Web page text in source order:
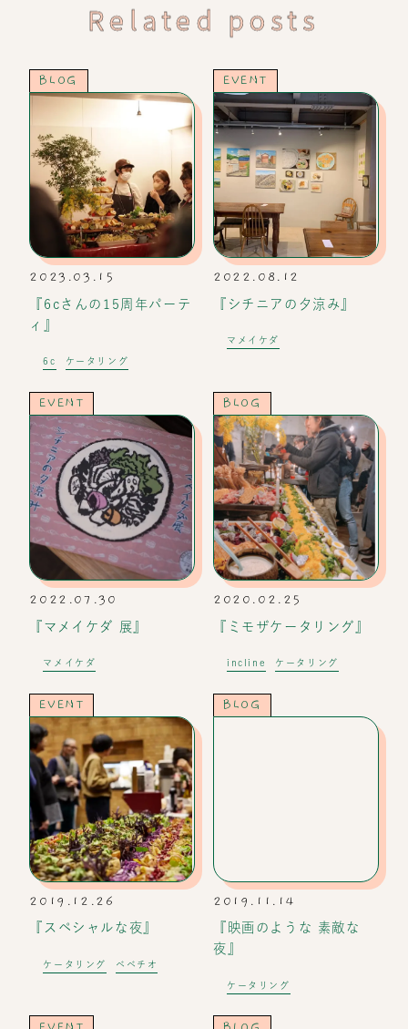
Related posts
BLOG
2023.03.15
『6cさんの15周年パーテ
ィ』
6c ケータリング
EVENT
2022.08.12
『シチニアの夕涼み』
マメイケダ
EVENT
2022.07.30
『マメイケダ 展』
マメイケダ
BLOG
2020.02.25
『ミモザケータリング』
incline ケータリング
EVENT
2019.12.26
『スペシャルな夜』
ケータリング ベベチオ
BLOG
2019.11.14
『映画のような 素敵な
夜』
ケータリング